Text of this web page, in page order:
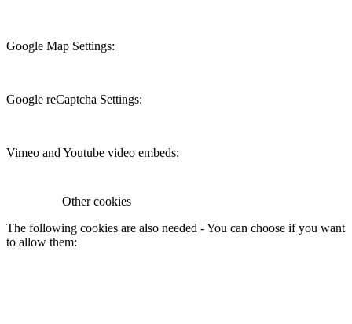
Google Map Settings:
Google reCaptcha Settings:
Vimeo and Youtube video embeds:
Other cookies
The following cookies are also needed - You can choose if you want
to allow them: